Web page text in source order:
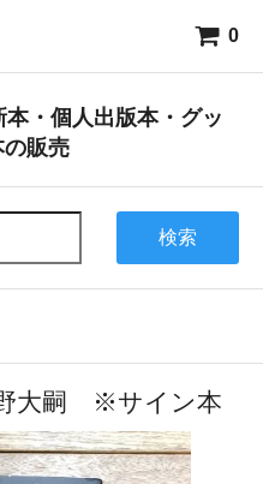
0
・個人出版本・グッ
の販売
検索
大嗣 ※サイン本